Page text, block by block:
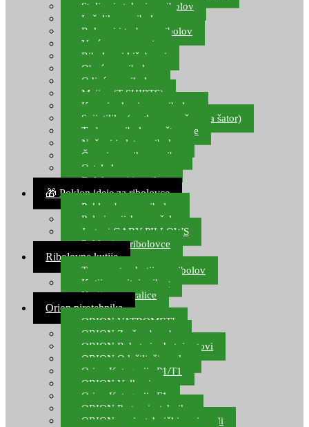
Stolice i stolovi za ribolov
Ležaljke za ribolov
Ruksaci i torbe za ribolov
Vreće za spavanje
Ribolovni kišobrani
Obuća za ribolov
Odjeća za ribolov
Majice (T-SHIRTS)
Kape i rukavice za ribolov
Svijetiljke (naglavne, ručne, za šator)
Torbe za ribolovne štapove
Noževi i alat za ribolov
Čamci za prihranu ribe
Ostala kamp oprema
Dalekozori i optika
🎁 Poklon ideje za ribolovce
Poklon bon za ribolov
Polarizacijske naočale
Jastuci GABY PILLOWS
Pokloni za ribolovce
Ribolovne kutije
Transportne kutije za ribolov
Kutije za sitni pribor
Kutije za varalice
Orion pirotehnika
ORION VATROMETI
ORION Zračne bombe
ORION Rakete i raketni setovi
ORION Odašiljači zvuka
Orion Kategorija P1/T1
ORION Vulkani
Orion Kategorija F1
ORION Party pirotehnika
ORION nepirotehnički proizvodi